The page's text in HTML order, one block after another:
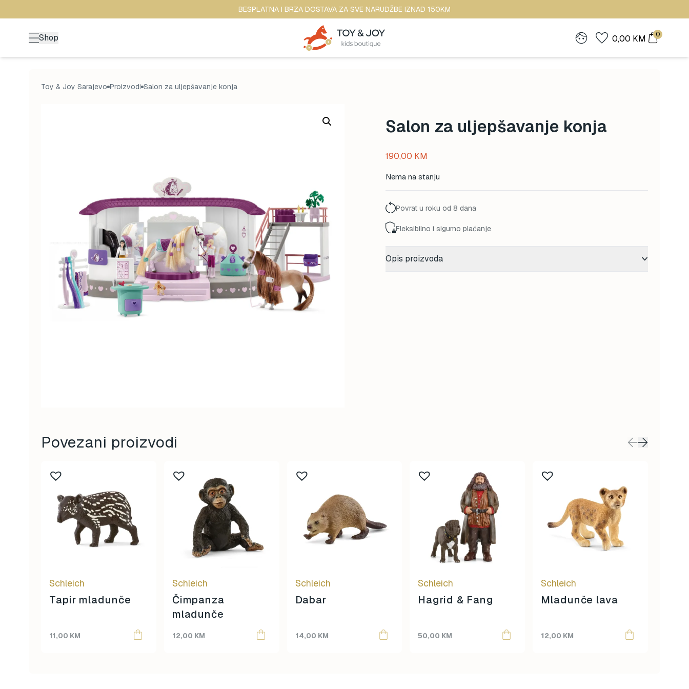
BESPLATNA I BRZA DOSTAVA ZA SVE NARUDŽBE IZNAD 150KM
Shop 0,00 KM 0
Toy & Joy Sarajevo Proizvodi Salon za uljepšavanje konja
Salon za uljepšavanje konja
190,00 KM
Nema na stanju
Povrat u roku od 8 dana
Fleksibilno i sigurno plaćanje
Opis proizvoda
Povezani proizvodi
Schleich
Tapir mladunče
11,00 KM
Schleich
Čimpanza
mladunče
12,00 KM
Schleich
Dabar
14,00 KM
Schleich
Hagrid & Fang
50,00 KM
Schleich
Mladunče lava
12,00 KM